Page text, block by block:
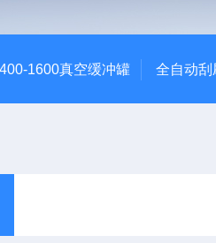
1600真空缓冲罐 全自动刮